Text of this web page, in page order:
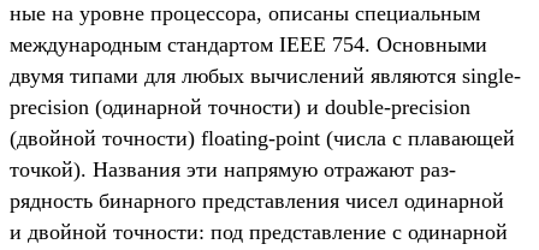
ные на уров­не про­цес­сора, опи­саны спе­циаль­ным
меж­дународ­ным стан­дартом IEEE 754. Основны­ми
дву­мя типами для любых вычис­лений явля­ются single-
precision (оди­нар­ной точ­ности) и double-precision
(двой­ной точ­ности) floating-point (чис­ла с пла­вающей
точ­кой). Наз­вания эти нап­рямую отра­жают раз­
рядность бинар­ного пред­став­ления чисел оди­нар­ной
и двой­ной точ­ности: под пред­став­ление с оди­нар­ной